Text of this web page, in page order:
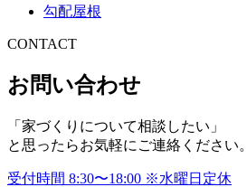
勾配屋根
CONTACT
お問い合わせ
「家づくりについて相談したい」
と思ったらお気軽にご連絡ください。
受付時間 8:30〜18:00 ※水曜日定休